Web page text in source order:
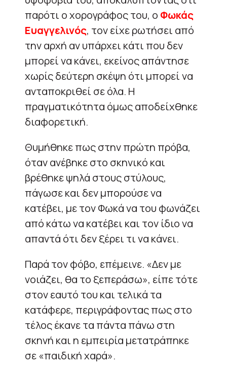
παρότι ο χορογράφος του, ο Φωκάς
Ευαγγελινός, τον είχε ρωτήσει από
την αρχή αν υπάρχει κάτι που δεν
μπορεί να κάνει, εκείνος απάντησε
χωρίς δεύτερη σκέψη ότι μπορεί να
ανταποκριθεί σε όλα. Η
πραγματικότητα όμως αποδείχθηκε
διαφορετική.
Θυμήθηκε πως στην πρώτη πρόβα,
όταν ανέβηκε στο σκηνικό και
βρέθηκε ψηλά στους στύλους,
πάγωσε και δεν μπορούσε να
κατέβει, με τον Φωκά να του φωνάζει
από κάτω να κατέβει και τον ίδιο να
απαντά ότι δεν ξέρει τι να κάνει.
Παρά τον φόβο, επέμεινε. «Δεν με
νοιάζει, θα το ξεπεράσω», είπε τότε
στον εαυτό του και τελικά τα
κατάφερε, περιγράφοντας πως στο
τέλος έκανε τα πάντα πάνω στη
σκηνή και η εμπειρία μετατράπηκε
σε «παιδική χαρά».